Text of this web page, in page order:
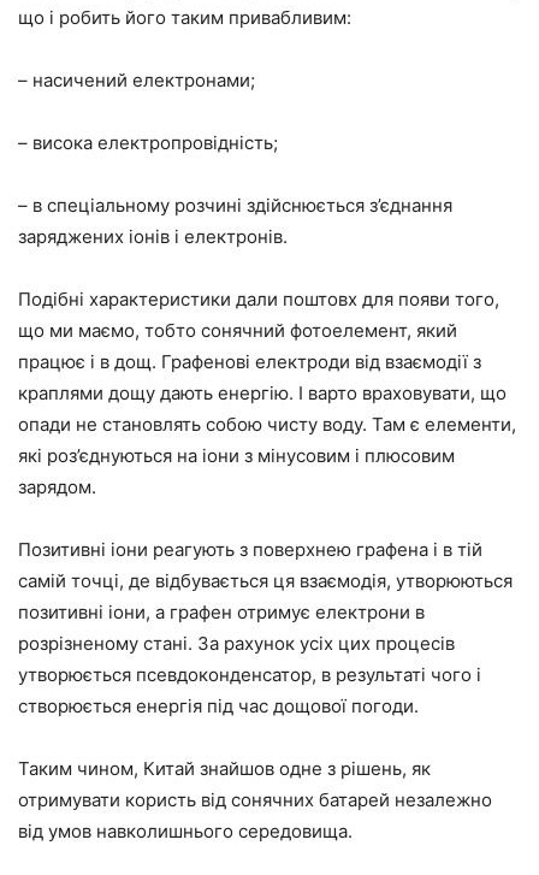
що і робить його таким привабливим:
– насичений електронами;
– висока електропровідність;
– в спеціальному розчині здійснюється з’єднання
заряджених іонів і електронів.
Подібні характеристики дали поштовх для появи того,
що ми маємо, тобто сонячний фотоелемент, який
працює і в дощ. Графенові електроди від взаємодії з
краплями дощу дають енергію. І варто враховувати, що
опади не становлять собою чисту воду. Там є елементи,
які роз’єднуються на іони з мінусовим і плюсовим
зарядом.
Позитивні іони реагують з поверхнею графена і в тій
самій точці, де відбувається ця взаємодія, утворюються
позитивні іони, а графен отримує електрони в
розрізненому стані. За рахунок усіх цих процесів
утворюється псевдоконденсатор, в результаті чого і
створюється енергія під час дощової погоди.
Таким чином, Китай знайшов одне з рішень, як
отримувати користь від сонячних батарей незалежно
від умов навколишнього середовища.